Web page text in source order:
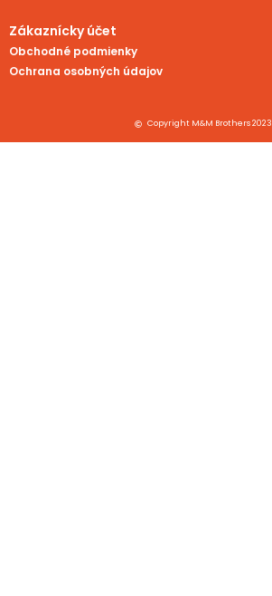
Zákaznícky účet
Obchodné podmienky
Ochrana osobných údajov
Copyright M&M Brothers 2023